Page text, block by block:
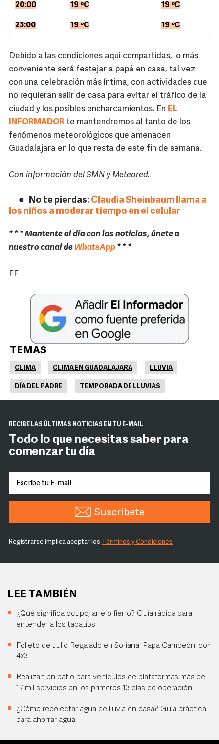
20:00 19 ºC 19 ºC
23:00 19 ºC 19 ºC
Debido a las condiciones aquí compartidas, lo más
conveniente será festejar a papá en casa, tal vez
con una celebración más íntima, con actividades que
no requieran salir de casa para evitar el tráfico de la
ciudad y los posibles encharcamientos. En EL
INFORMADOR te mantendremos al tanto de los
fenómenos meteorológicos que amenacen
Guadalajara en lo que resta de este fin de semana.
Con información del SMN y Meteored.
No te pierdas: Claudia Sheinbaum llama a
los niños a moderar tiempo en el celular
* * * Mantente al día con las noticias, únete a
nuestro canal de WhatsApp * * *
FF
TEMAS
CLIMA CLIMA EN GUADALAJARA LLUVIA
DÍA DEL PADRE TEMPORADA DE LLUVIAS
RECIBE LAS ÚLTIMAS NOTICIAS EN TU E-MAIL
Todo lo que necesitas saber para
comenzar tu día
Suscríbete
Registrarse implica aceptar los Términos y Condiciones
LEE TAMBIÉN
¿Qué significa ocupo, arre o fierro? Guía rápida para
entender a los tapatíos
Folleto de Julio Regalado en Soriana 'Papa Campeón' con
4x3
Realizan en patio para vehículos de plataformas más de
17 mil servicios en los primeros 13 días de operación
¿Cómo recolectar agua de lluvia en casa? Guía práctica
para ahorrar agua